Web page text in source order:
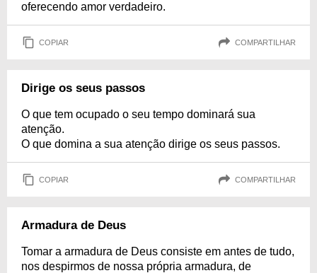
oferecendo amor verdadeiro.
COPIAR COMPARTILHAR
Dirige os seus passos
O que tem ocupado o seu tempo dominará sua
atenção.
O que domina a sua atenção dirige os seus passos.
COPIAR COMPARTILHAR
Armadura de Deus
Tomar a armadura de Deus consiste em antes de tudo,
nos despirmos de nossa própria armadura, de